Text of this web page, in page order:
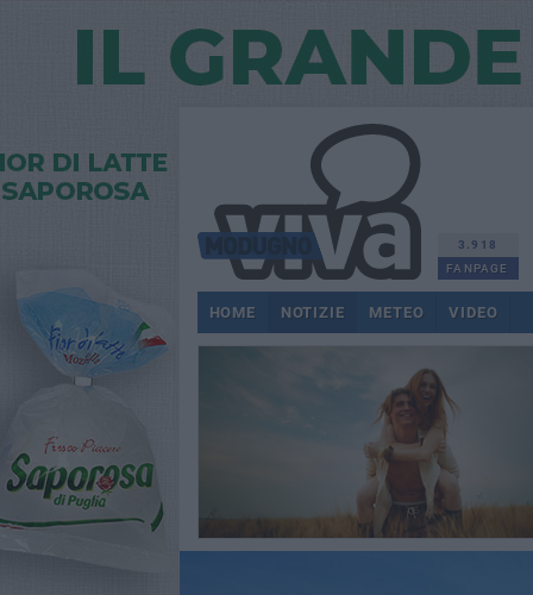
3.918
FANPAGE
HOME NOTIZIE METEO VIDEO